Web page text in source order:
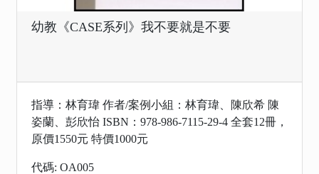
幼教《CASE系列》我不要就是不要
指導：林育瑋 作者/案例小組：林育瑋、陳欣希 陳
姿蘭、彭欣怡 ISBN：978-986-7115-29-4 全套12冊，
原價1550元 特價1000元
代碼: OA005